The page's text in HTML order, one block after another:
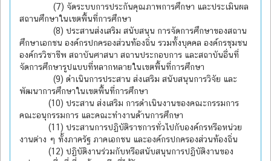
(7) จัดระบบการประกันคุณภาพการศึกษา และประเมินผล
สถานศึกษาในเขตพื้นที่การศึกษา
(8) ประสานส่งเสริม สนับสนุน การจัดการศึกษาของสถาน
ศึกษาเอกชน องค์กรปกครองส่วนท้องถิ่น รวมทั้งบุคคล องค์กรชุมชน
องค์กรวิชาชีพ สถาบันศาสนา สถานประกอบการ และสถาบันอื่นที่
จัดการศึกษารูปแบบที่หลากหลายในเขตพื้นที่การศึกษา
(9) ดำเนินการประสาน ส่งเสริม สนับสนุนการวิจัย และ
พัฒนาการศึกษาในเขตพื้นที่การศึกษา
(10) ประสาน ส่งเสริม การดำเนินงานของคณะกรรมการ
คณะอนุกรรมการ และคณะทำงานด้านการศึกษา
(11) ประสานการปฏิบัติราชการทั่วไปกับองค์กรหรือหน่วย
งานต่าง ๆ ทั้งภาครัฐ ภาคเอกชน และองค์กรปกครองส่วนท้องถิ่น
(12) ปฏิบัติงานร่วมกับหรือสนับสนุนการปฏิบัติงานของ